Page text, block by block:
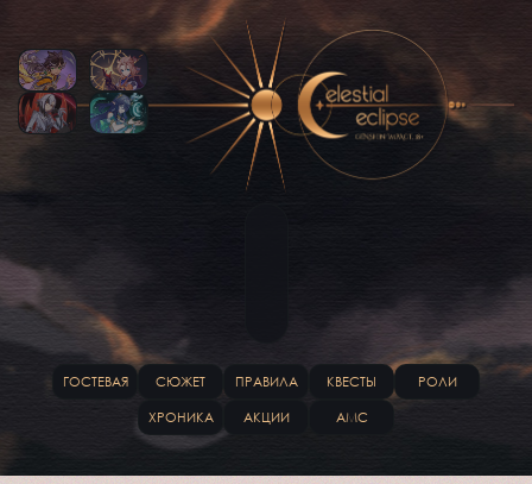
ГОСТЕВАЯ СЮЖЕТ ПРАВИЛА КВЕСТЫ РОЛИ
ХРОНИКА АКЦИИ АМС